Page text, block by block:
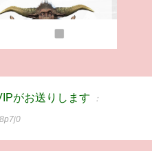
がお送りします ：